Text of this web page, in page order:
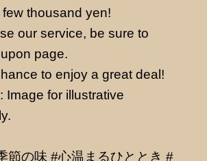
thousand yen!
our service, be sure to
page.
to enjoy a great deal!
Image for illustrative
節の味 #心温まるひととき #